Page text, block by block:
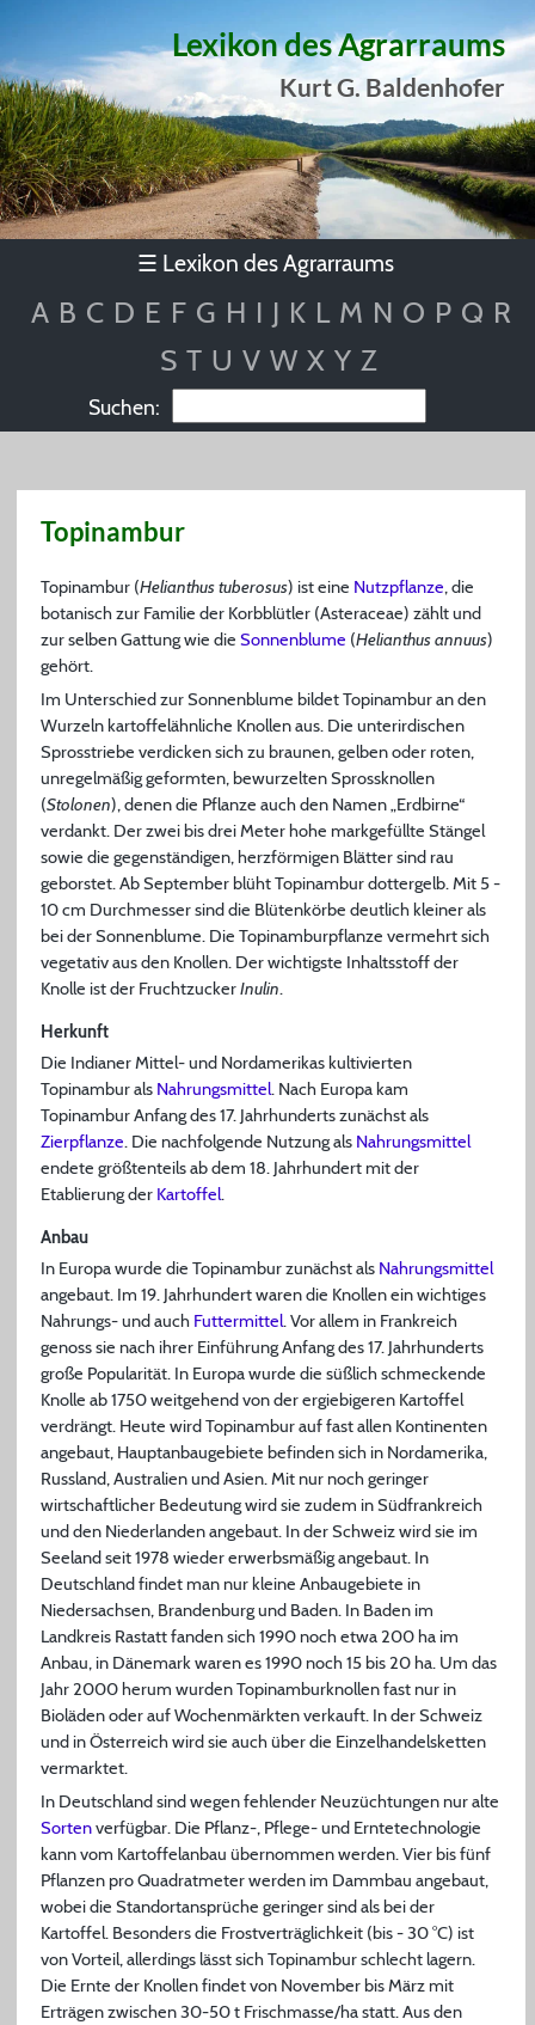
Lexikon des Agrarraums
Kurt G. Baldenhofer
☰ Lexikon des Agrarraums
A B C D E F G H I J K L M N O P Q R
S T U V W X Y Z
Suchen:
Topinambur
Topinambur (Helianthus tuberosus) ist eine Nutzpflanze, die
botanisch zur Familie der Korbblütler (Asteraceae) zählt und
zur selben Gattung wie die Sonnenblume (Helianthus annuus)
gehört.
Im Unterschied zur Sonnenblume bildet Topinambur an den
Wurzeln kartoffelähnliche Knollen aus. Die unterirdischen
Sprosstriebe verdicken sich zu braunen, gelben oder roten,
unregelmäßig geformten, bewurzelten Sprossknollen
(Stolonen), denen die Pflanze auch den Namen „Erdbirne“
verdankt. Der zwei bis drei Meter hohe markgefüllte Stängel
sowie die gegenständigen, herzförmigen Blätter sind rau
geborstet. Ab September blüht Topinambur dottergelb. Mit 5 -
10 cm Durchmesser sind die Blütenkörbe deutlich kleiner als
bei der Sonnenblume. Die Topinamburpflanze vermehrt sich
vegetativ aus den Knollen. Der wichtigste Inhaltsstoff der
Knolle ist der FruchtzuckerInulin.
Herkunft
Die Indianer Mittel- und Nordamerikas kultivierten
Topinambur als Nahrungsmittel. Nach Europa kam
Topinambur Anfang des 17. Jahrhunderts zunächst als
Zierpflanze. Die nachfolgende Nutzung als Nahrungsmittel
endete größtenteils ab dem 18. Jahrhundert mit der
Etablierung der Kartoffel.
Anbau
In Europa wurde die Topinambur zunächst als Nahrungsmittel
angebaut. Im 19. Jahrhundert waren die Knollen ein wichtiges
Nahrungs- und auch Futtermittel. Vor allem in Frankreich
genoss sie nach ihrer Einführung Anfang des 17. Jahrhunderts
große Popularität. In Europa wurde die süßlich schmeckende
Knolle ab 1750 weitgehend von der ergiebigeren Kartoffel
verdrängt. Heute wird Topinambur auf fast allen Kontinenten
angebaut, Hauptanbaugebiete befinden sich in Nordamerika,
Russland, Australien und Asien. Mit nur noch geringer
wirtschaftlicher Bedeutung wird sie zudem in Südfrankreich
und den Niederlanden angebaut. In der Schweiz wird sie im
Seeland seit 1978 wieder erwerbsmäßig angebaut. In
Deutschland findet man nur kleine Anbaugebiete in
Niedersachsen, Brandenburg und Baden. In Baden im
Landkreis Rastatt fanden sich 1990 noch etwa 200 ha im
Anbau, in Dänemark waren es 1990 noch 15 bis 20 ha. Um das
Jahr 2000 herum wurden Topinamburknollen fast nur in
Bioläden oder auf Wochenmärkten verkauft. In der Schweiz
und in Österreich wird sie auch über die Einzelhandelsketten
vermarktet.
In Deutschland sind wegen fehlender Neuzüchtungen nur alte
Sortenverfügbar. Die Pflanz-, Pflege- und Erntetechnologie
kann vom Kartoffelanbau übernommen werden. Vier bis fünf
Pflanzen pro Quadratmeter werden im Dammbau angebaut,
wobei die Standortansprüche geringer sind als bei der
Kartoffel. Besonders die Frostverträglichkeit (bis - 30 °C) ist
von Vorteil, allerdings lässt sich Topinambur schlecht lagern.
Die Ernte der Knollen findet von November bis März mit
Erträgen zwischen 30-50 t Frischmasse/ha statt. Aus den